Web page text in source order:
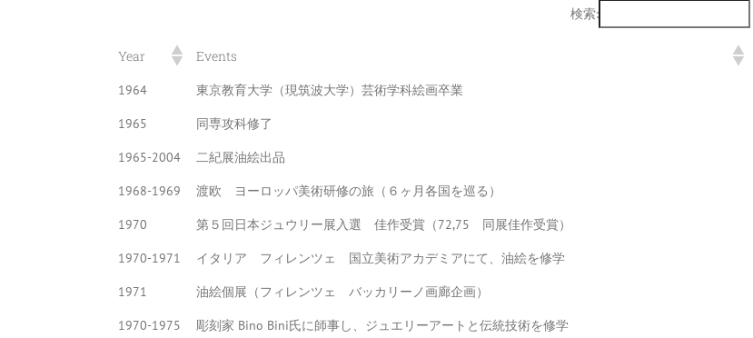
検索:
Year Events
1964 東京教育大学（現筑波大学）芸術学科絵画卒業
1965 同専攻科修了
1965-2004 二紀展油絵出品
1968-1969 渡欧 ヨーロッパ美術研修の旅（６ヶ月各国を巡る）
1970 第５回日本ジュウリー展入選 佳作受賞（72,75 同展佳作受賞）
1970-1971 イタリア フィレンツェ 国立美術アカデミアにて、油絵を修学
1971 油絵個展（フィレンツェ バッカリーノ画廊企画）
1970-1975 彫刻家 Bino Bini氏に師事し、ジュエリーアートと伝統技術を修学